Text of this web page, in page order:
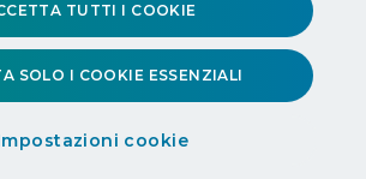
cookie
SOLO I COOKIE ESSENZIALI
TUTTI I COOKIE